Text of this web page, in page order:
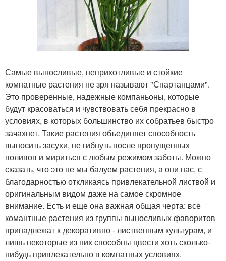
Самые выносливые, неприхотливые и стойкие
комнатные растения не зря называют "Спартанцами".
Это проверенные, надежные компаньоны, которые
будут красоваться и чувствовать себя прекрасно в
условиях, в которых большинство их собратьев быстро
зачахнет. Такие растения объединяет способность
выносить засухи, не гибнуть после пропущенных
поливов и мириться с любым режимом заботы. Можно
сказать, что это не мы балуем растения, а они нас, с
благодарностью откликаясь привлекательной листвой и
оригинальным видом даже на самое скромное
внимание. Есть и еще она важная общая черта: все
комантные растения из группы выносливых фаворитов
принадлежат к декоративно - лиственным культурам, и
лишь некоторые из них способны цвести хоть сколько-
нибудь привлекательно в комнатных условиях.